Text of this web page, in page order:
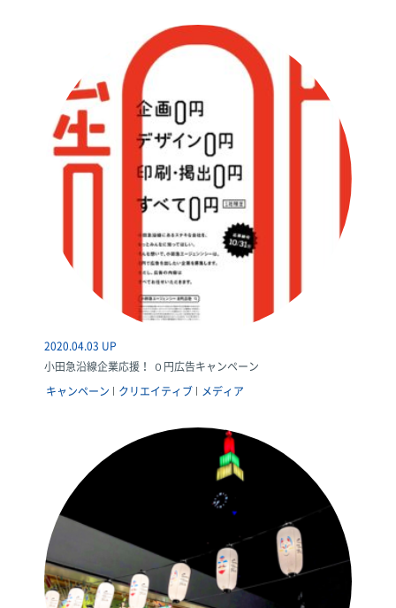
2020.04.03 UP
小田急沿線企業応援！ ０円広告キャンペーン
キャンペーン
クリエイティブ メディア